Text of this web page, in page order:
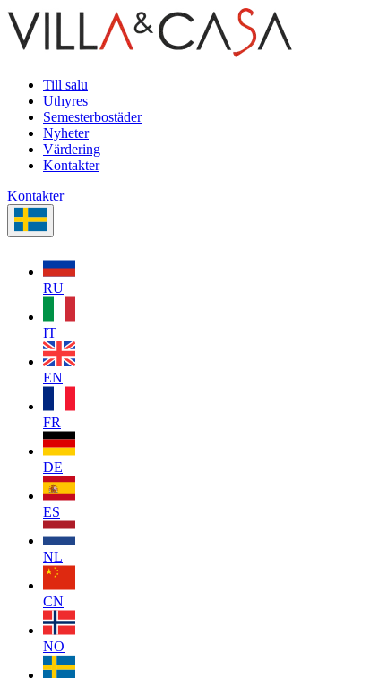
Till salu
Uthyres
Semesterbostäder
Nyheter
Värdering
Kontakter
Kontakter
RU
IT
EN
FR
DE
ES
NL
CN
NO